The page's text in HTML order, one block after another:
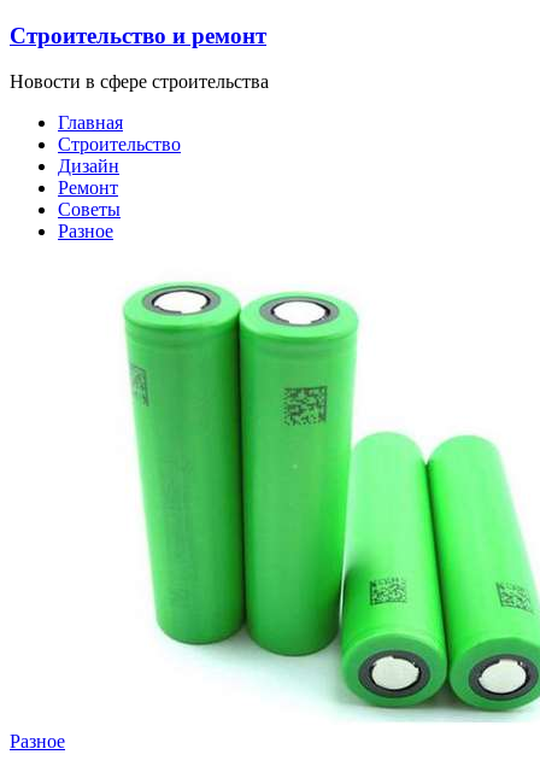
Строительство и ремонт
Новости в сфере строительства
Главная
Строительство
Дизайн
Ремонт
Советы
Разное
Разное